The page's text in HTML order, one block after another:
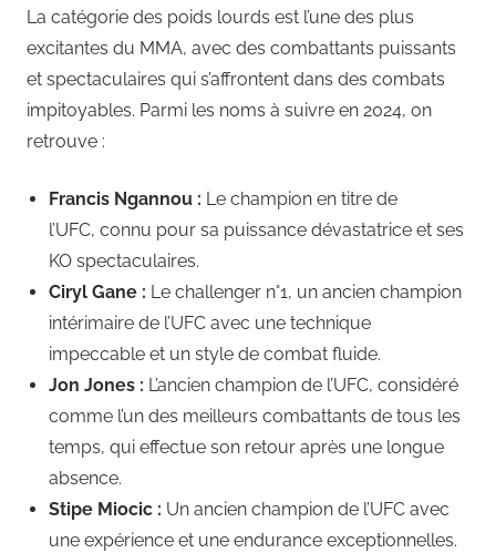
La catégorie des poids lourds est l’une des plus
excitantes du MMA, avec des combattants puissants
et spectaculaires qui s’affrontent dans des combats
impitoyables. Parmi les noms à suivre en 2024, on
retrouve :
Francis Ngannou : Le champion en titre de
l’UFC, connu pour sa puissance dévastatrice et ses
KO spectaculaires.
Ciryl Gane : Le challenger n°1, un ancien champion
intérimaire de l’UFC avec une technique
impeccable et un style de combat fluide.
Jon Jones : L’ancien champion de l’UFC, considéré
comme l’un des meilleurs combattants de tous les
temps, qui effectue son retour après une longue
absence.
Stipe Miocic : Un ancien champion de l’UFC avec
une expérience et une endurance exceptionnelles.